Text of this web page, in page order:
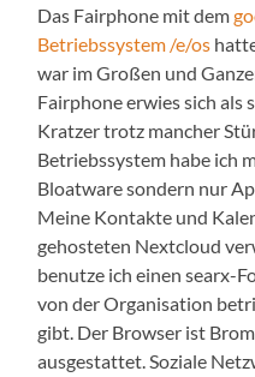
Das Fairphone mit dem
Betriebssystem /e/os
war im Großen und
Fairphone erwies sich als
Kratzer trotz mancher
Betriebssystem habe ich
Bloatware sondern nur
Meine Kontakte und
gehosteten Nextcloud
benutze ich einen searx-
von der Organisation
gibt. Der Browser ist
ausgestattet. Soziale